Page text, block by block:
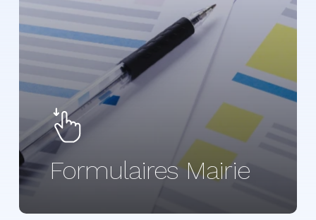
Ministère chargé du handicap
Centre scolaire de l'hôpital
Caisse nationale des allocations familiales (Cnaf)
Formulaires Mairie